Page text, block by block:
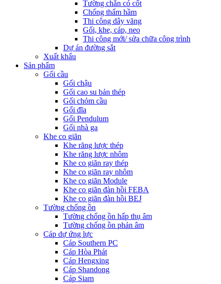
Tường chắn có cốt
Chống thấm hầm
Thi công dây văng
Gối, khe, cáp, neo
Thi công mới/ sửa chữa công trình
Dự án đường sắt
Xuất khẩu
Sản phẩm
Gối cầu
Gối chậu
Gối cao su bản thép
Gối chỏm cầu
Gối đĩa
Gối Pendulum
Gối nhà ga
Khe co giãn
Khe răng lược thép
Khe răng lược nhôm
Khe co giãn ray thép
Khe co giãn ray nhôm
Khe co giãn Module
Khe co giãn đàn hồi FEBA
Khe co giãn đàn hồi BEJ
Tường chống ồn
Tường chống ồn hấp thụ âm
Tường chống ồn phản âm
Cáp dự ứng lực
Cáp Southern PC
Cáp Hòa Phát
Cáp Hengxing
Cáp Shandong
Cáp Siam